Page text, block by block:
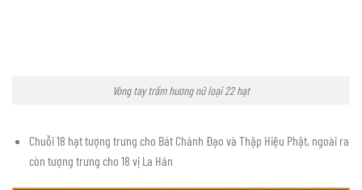
Vòng tay trầm hương nữ loại 22 hạt
Chuỗi 18 hạt tượng trưng cho Bát Chánh Đạo và Thập Hiệu Phật, ngoài ra
còn tượng trưng cho 18 vị La Hán